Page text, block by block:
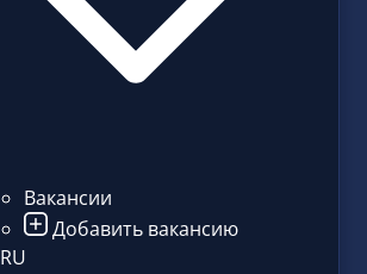
Вакансии
Добавить вакансию
RU